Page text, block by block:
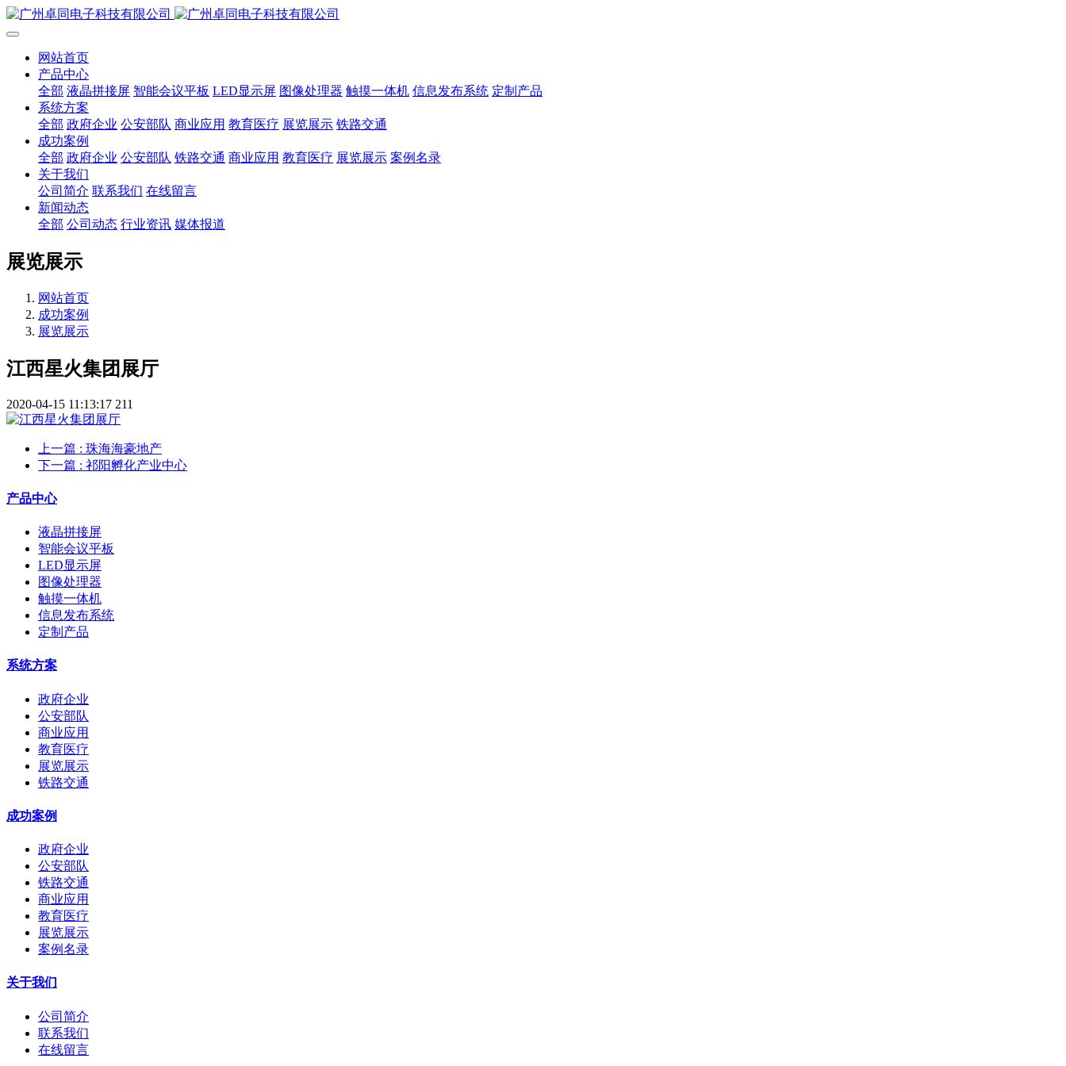
网站首页
产品中心
全部 液晶拼接屏 智能会议平板 LED显示屏 图像处理器 触摸一体机 信息发布系统 定制产品
系统方案
全部 政府企业 公安部队 商业应用 教育医疗 展览展示 铁路交通
成功案例
全部 政府企业 公安部队 铁路交通 商业应用 教育医疗 展览展示 案例名录
关于我们
公司简介 联系我们 在线留言
新闻动态
全部 公司动态 行业资讯 媒体报道
展览展示
网站首页
成功案例
展览展示
江西星火集团展厅
2020-04-15 11:13:17 211
上一篇 : 珠海海豪地产
下一篇 : 祁阳孵化产业中心
产品中心
液晶拼接屏
智能会议平板
LED显示屏
图像处理器
触摸一体机
信息发布系统
定制产品
系统方案
政府企业
公安部队
商业应用
教育医疗
展览展示
铁路交通
成功案例
政府企业
公安部队
铁路交通
商业应用
教育医疗
展览展示
案例名录
关于我们
公司简介
联系我们
在线留言